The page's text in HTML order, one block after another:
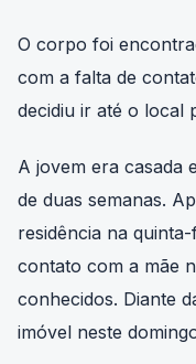
O corpo foi
com a falta de
decidiu ir até o local
A jovem era casada
de duas semanas.
residência na
contato com a mãe
conhecidos. Diante
imóvel neste